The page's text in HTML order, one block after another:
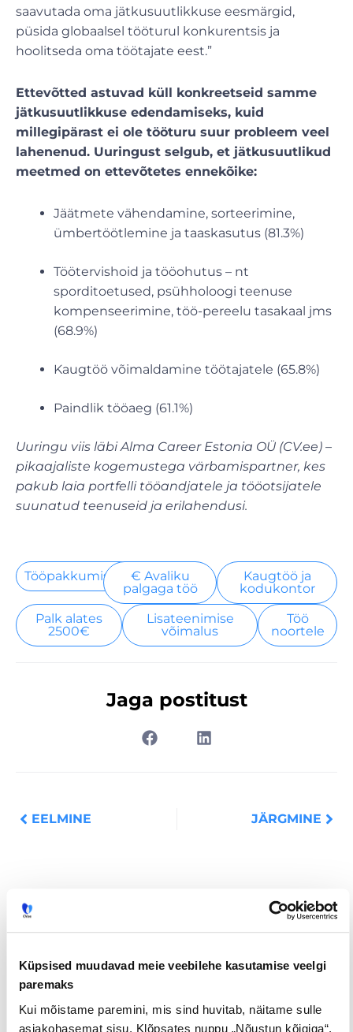
Küpsised muudavad meie veebilehe kasutamise veelgi
paremaks
Kui mõistame paremini, mis sind huvitab, näitame sulle
asjakohasemat sisu. Klõpsates nuppu „Nõustun kõigiga“,
saavutada oma jätkusuutlikkuse eesmärgid,
püsida globaalsel tööturul konkurentsis ja
hoolitseda oma töötajate eest.”
Ettevõtted astuvad küll konkreetseid samme
jätkusuutlikkuse edendamiseks, kuid
millegipärast ei ole tööturu suur probleem veel
lahenenud. Uuringust selgub, et jätkusuutlikud
meetmed on ettevõtetes ennekõike:
Jäätmete vähendamine, sorteerimine,
ümbertöötlemine ja taaskasutus (81.3%)
Töötervishoid ja tööohutus – nt
sporditoetused, psühholoogi teenuse
kompenseerimine, töö-pereelu tasakaal jms
(68.9%)
Kaugtöö võimaldamine töötajatele (65.8%)
Paindlik tööaeg (61.1%)
Uuringu viis läbi Alma Career Estonia OÜ (CV.ee) –
pikaajaliste kogemustega värbamispartner, kes
pakub laia portfelli tööandjatele ja tööotsijatele
suunatud teenuseid ja erilahendusi.
Tööpakkumised
€ Avaliku
palgaga töö
Kaugtöö ja
kodukontor
Palk alates
2500€
Lisateenimise
võimalus
Töö
noortele
Jaga postitust
EELMINE JÄRGMINE
Uuringud